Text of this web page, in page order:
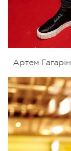
Артем Гагарін